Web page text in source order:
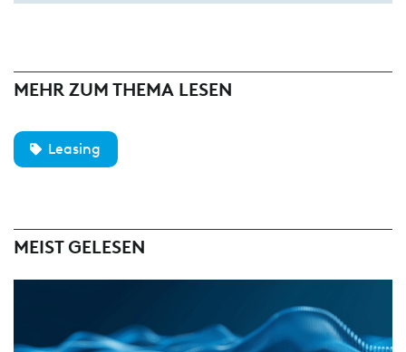
MEHR ZUM THEMA LESEN
Leasing
MEIST GELESEN